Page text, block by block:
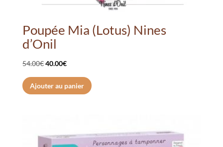
Poupée Mia (Lotus) Nines
d’Onil
54.00€Le
prix
initial
40.00€Le
prix
actuel
Ajouter au panier